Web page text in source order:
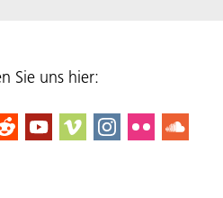
Sie uns hier: